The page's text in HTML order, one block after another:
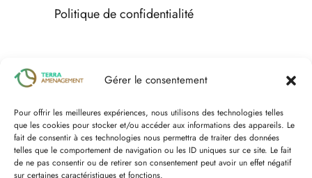
Gérer le consentement
Pour offrir les meilleures expériences, nous utilisons des technologies telles
que les cookies pour stocker et/ou accéder aux informations des appareils. Le
fait de consentir à ces technologies nous permettra de traiter des données
telles que le comportement de navigation ou les ID uniques sur ce site. Le fait
de ne pas consentir ou de retirer son consentement peut avoir un effet négatif
sur certaines caractéristiques et fonctions.
Politique de confidentialité
Espace client
Nous contacter